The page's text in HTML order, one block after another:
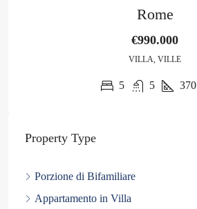
Rome
€990.000
VILLA, VILLE
5 5 370
Property Type
Porzione di Bifamiliare
Appartamento in Villa